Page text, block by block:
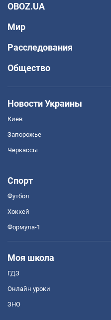
OBOZ.UA
Мир
Расследования
Общество
Новости Украины
Киев
Запорожье
Черкассы
Спорт
Футбол
Хоккей
Формула-1
Моя школа
ГДЗ
Онлайн уроки
ЗНО